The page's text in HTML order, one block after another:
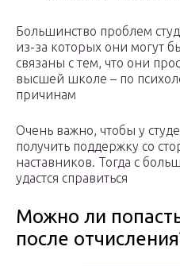
Большинство проблем
из-за которых они могут
связаны с тем, что они
высшей школе – по
причинам
Очень важно, чтобы у
получить поддержку со
наставников. Тогда с
удастся справиться
Можно ли
после